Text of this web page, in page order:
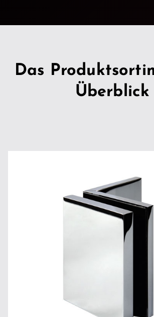
Das
Überblick